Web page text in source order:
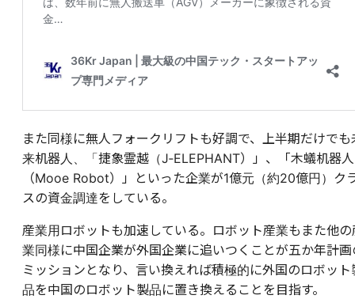
また同様に無人フォークリフトも好調で、上半期だけでも
来机器人、「捷象霊越 （J‐ELEPHANT）」 、「木蟻机器人
（Mooe Robot）」
といった企業が1億元（約20億円）ク
スの資金調達をしている。
産業用ロボットも加速している。ロボット産業もまた他の
業同様に中国企業が外国企業に追いつくことが五か年計画
ミッションとなり、言い換えれば積極的に外国のロボット
品を中国のロボット製品に置き換えることを目指す。